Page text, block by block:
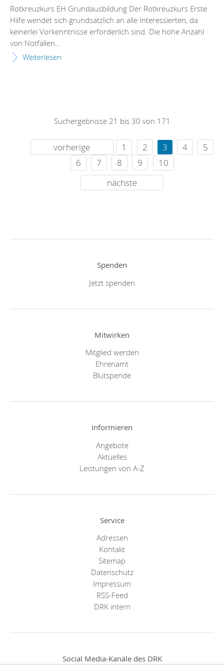
Rotkreuzkurs EH Grundausbildung Der Rotkreuzkurs Erste
Hilfe wendet sich grundsätzlich an alle Interessierten, da
keinerlei Vorkenntnisse erforderlich sind. Die hohe Anzahl
von Notfällen...
Weiterlesen
Suchergebnisse 21 bis 30 von 171
vorherige 1 2 3 4
5
6
7 8 9
10
nächste
Spenden
Jetzt spenden
Mitwirken
Mitglied werden
Ehrenamt
Blutspende
Informieren
Angebote
Aktuelles
Leistungen von A-Z
Service
Adressen
Kontakt
Sitemap
Datenschutz
Impressum
RSS-Feed
DRK intern
Social Media-Kanäle des DRK